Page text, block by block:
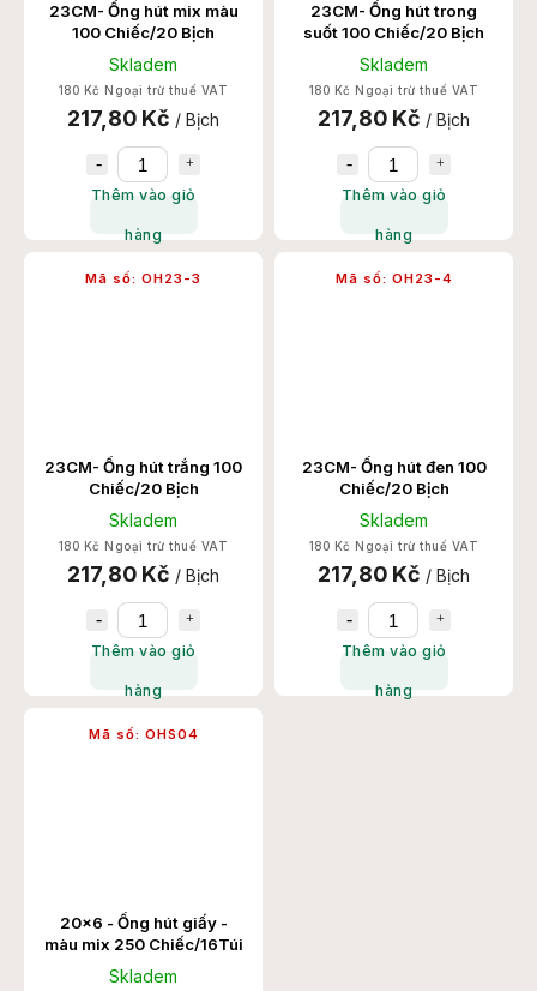
23CM- Ống hút mix màu
100 Chiếc/20 Bịch
Skladem
180 Kč Ngoại trừ thuế VAT
217,80 Kč / Bịch
Thêm vào giỏ
hàng
23CM- Ống hút trong
suốt 100 Chiếc/20 Bịch
Skladem
180 Kč Ngoại trừ thuế VAT
217,80 Kč / Bịch
Thêm vào giỏ
hàng
23CM- Ống hút trắng 100
Chiếc/20 Bịch
Skladem
180 Kč Ngoại trừ thuế VAT
217,80 Kč / Bịch
Thêm vào giỏ
hàng
Mã số: OH23-3
23CM- Ống hút đen 100
Chiếc/20 Bịch
Skladem
180 Kč Ngoại trừ thuế VAT
217,80 Kč / Bịch
Thêm vào giỏ
hàng
Mã số: OH23-4
20x6 - Ống hút giấy -
màu mix 250 Chiếc/16Túi
Skladem
Mã số: OHS04